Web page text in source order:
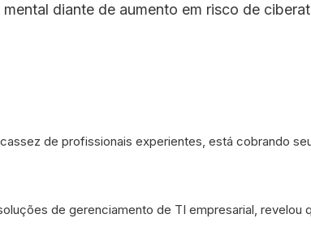
diante de aumento em risco de
de profissionais experientes, está cobrando
de gerenciamento de TI empresarial, revelou